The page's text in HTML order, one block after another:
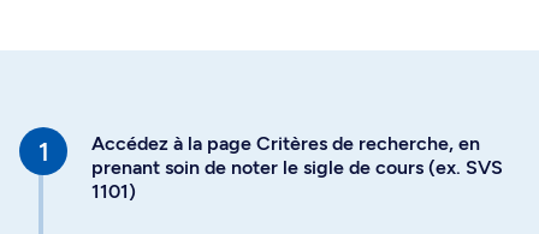
Accédez à la page Critères de recherche, en
prenant soin de noter le sigle de cours (ex. SVS
1101)